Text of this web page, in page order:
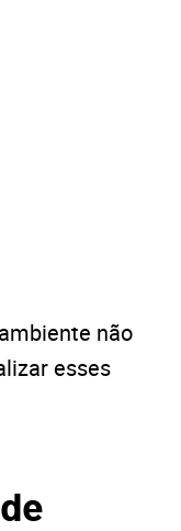
não
esses